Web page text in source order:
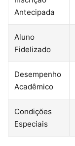
Antecipada
Aluno
Fidelizado
Desempenho
Acadêmico
Condições
Especiais